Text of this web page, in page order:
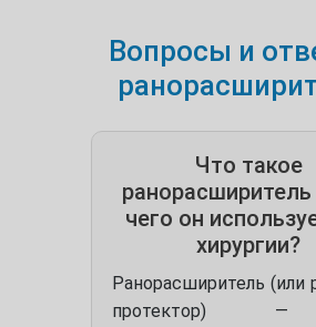
Вопросы и
Что такое
чего он
хирургии?
Ранорасширитель (или
протектор)